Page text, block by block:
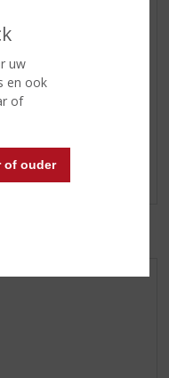
uw
en ook
of
of ouder
dit product